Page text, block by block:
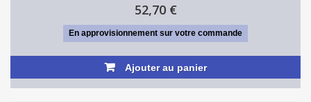
52,70 €
En approvisionnement sur votre commande
Ajouter au panier